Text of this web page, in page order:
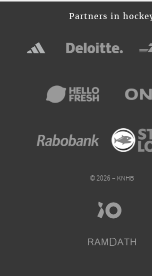
Partners in
© 2026 – KNHB